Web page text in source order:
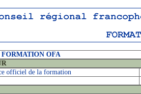
FORMATION OFA
officiel de la formation